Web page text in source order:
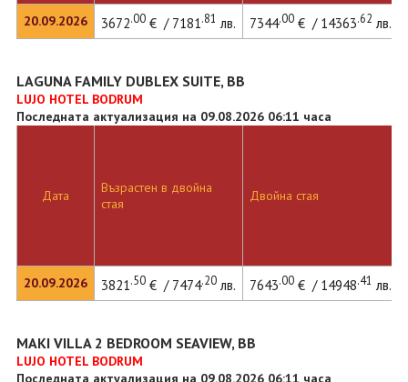
20.09.2026 3672.00€ / 7181.81 лв. 7344.00€ / 14363.62 лв.
LAGUNA FAMILY DUBLEX SUITE, BB
LUJO HOTEL BODRUM
Последната актуализация на 09.08.2026 06:11 часа
Дата
20.09.2026
Възрастен в двойна
стая
Двойна стая
3821.50€ / 7474.20лв. 7643.00€ / 14948.41 лв.
MAKI VILLA 2 BEDROOM SEAVIEW, BB
LUJO HOTEL BODRUM
Последната актуализация на 09.08.2026 06:11 часа